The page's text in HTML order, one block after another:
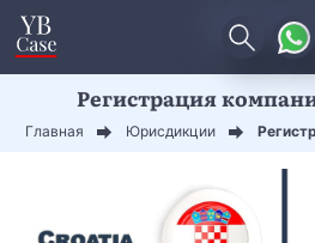
Регистрация
Главная Юрисдикции